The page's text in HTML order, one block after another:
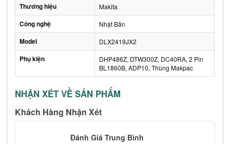
Thương hiệu Makita
Công nghệ Nhật Bản
Model DLX2419JX2
Phụ kiện
DHP486Z, DTW300Z, DC40RA, 2 Pin
BL1860B, ADP10, Thùng Makpac
NHẬN XÉT VỀ SẢN PHẨM
Khách Hàng Nhận Xét
Đánh Giá Trung Bình